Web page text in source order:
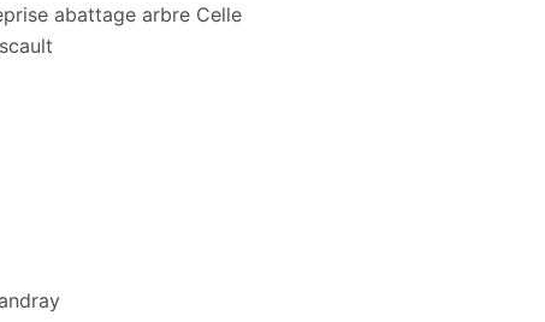
abattage arbre Celle